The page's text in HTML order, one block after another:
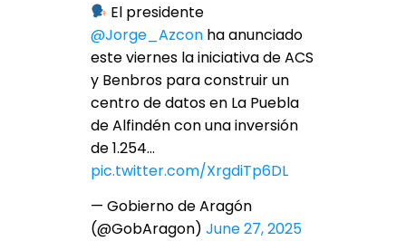
El presidente
@Jorge_Azcon ha anunciado
este viernes la iniciativa de ACS
y Benbros para construir un
centro de datos en La Puebla
de Alfindén con una inversión
de 1.254…
pic.twitter.com/XrgdiTp6DL
— Gobierno de Aragón
(@GobAragon) June 27, 2025